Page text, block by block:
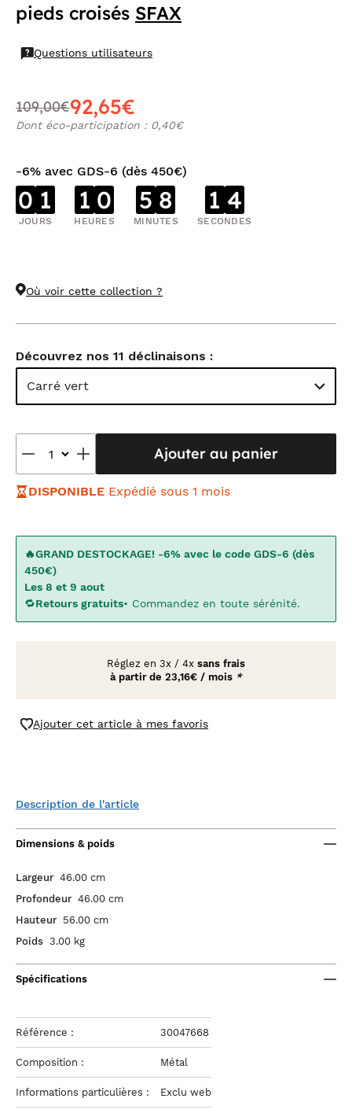
pieds croisés SFAX
Questions utilisateurs
109,00€92,65€
Dont éco-participation : 0,40€
-6% avec GDS-6 (dès 450€)
0 1
JOURS
1 0
HEURES
5 8
MINUTES
1 3
SECONDES
Où voir cette collection ?
Découvrez nos 11 déclinaisons :
Carré vert
Ajouter au panier
DISPONIBLE Expédié sous 1 mois
🔥GRAND DESTOCKAGE! -6% avec le code GDS-6 (dès
450€)
Les 8 et 9 aout
🔁Retours gratuits• Commandez en toute sérénité.
Réglez en 3x / 4x sans frais
à partir de 23,16€ / mois *
Ajouter cet article à mes favoris
Description de l'article
Dimensions & poids
Largeur 46.00 cm
Profondeur 46.00 cm
Hauteur 56.00 cm
Poids 3.00 kg
Spécifications
Référence : 30047668
Composition : Métal
Informations particulières : Exclu web